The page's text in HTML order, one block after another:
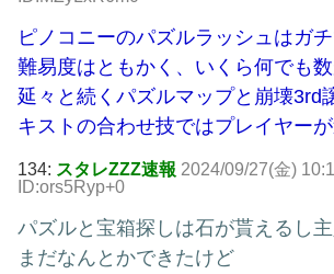
ピノコニーのパズルラッシュはガ
難易度はともかく、いくら何でも
延々と続くパズルマップと崩壊3rd
キストの合わせ技ではプレイヤー
134: スタレZZZ速報 2024/09/27(金)
ID:ors5Ryp+0
パズルと宝箱探しは石が貰えるし
まだなんとかできたけど